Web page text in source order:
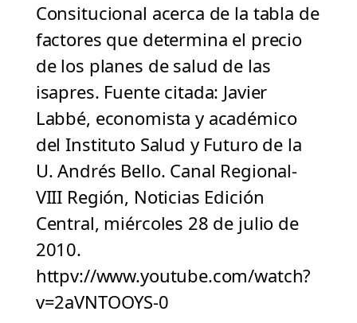
Consitucional acerca de la tabla de
factores que determina el precio
de los planes de salud de las
isapres. Fuente citada: Javier
Labbé, economista y académico
del Instituto Salud y Futuro de la
U. Andrés Bello. Canal Regional-
VIII Región, Noticias Edición
Central, miércoles 28 de julio de
2010.
httpv://www.youtube.com/watch?
v=2aVNTOOYS-0